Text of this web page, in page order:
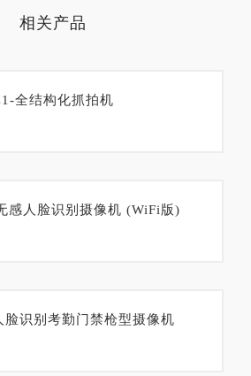
相关产品
全结构化抓拍机
感人脸识别摄像机 (WiFi版)
脸识别考勤门禁枪型摄像机